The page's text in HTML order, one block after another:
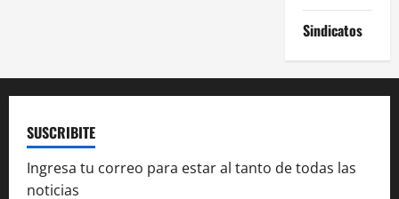
Sindicatos
SUSCRIBITE
Ingresa tu correo para estar al tanto de todas las
noticias